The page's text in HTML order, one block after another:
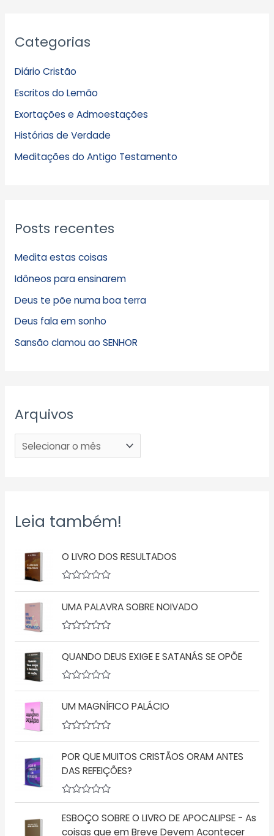
Categorias
Diário Cristão
Escritos do Lemão
Exortações e Admoestações
Histórias de Verdade
Meditações do Antigo Testamento
Posts recentes
Medita estas coisas
Idôneos para ensinarem
Deus te põe numa boa terra
Deus fala em sonho
Sansão clamou ao SENHOR
Arquivos
r
i
v
o
s
Leia também!
O LIVRO DOS RESULTADOS
a
i
ç
ã
o
0
d
e
UMA PALAVRA SOBRE NOIVADO
a
i
ç
ã
o
0
d
e
QUANDO DEUS EXIGE E SATANÁS SE OPÕE
A
a
i
ç
ã
o
0
e
UM MAGNÍFICO PALÁCIO
a
l
i
a
ç
ã
0
d
POR QUE MUITOS CRISTÃOS ORAM ANTES
DAS REFEIÇÕES?
A
a
l
ESBOÇO SOBRE O LIVRO DE APOCALIPSE - As
coisas que em Breve Devem Acontecer